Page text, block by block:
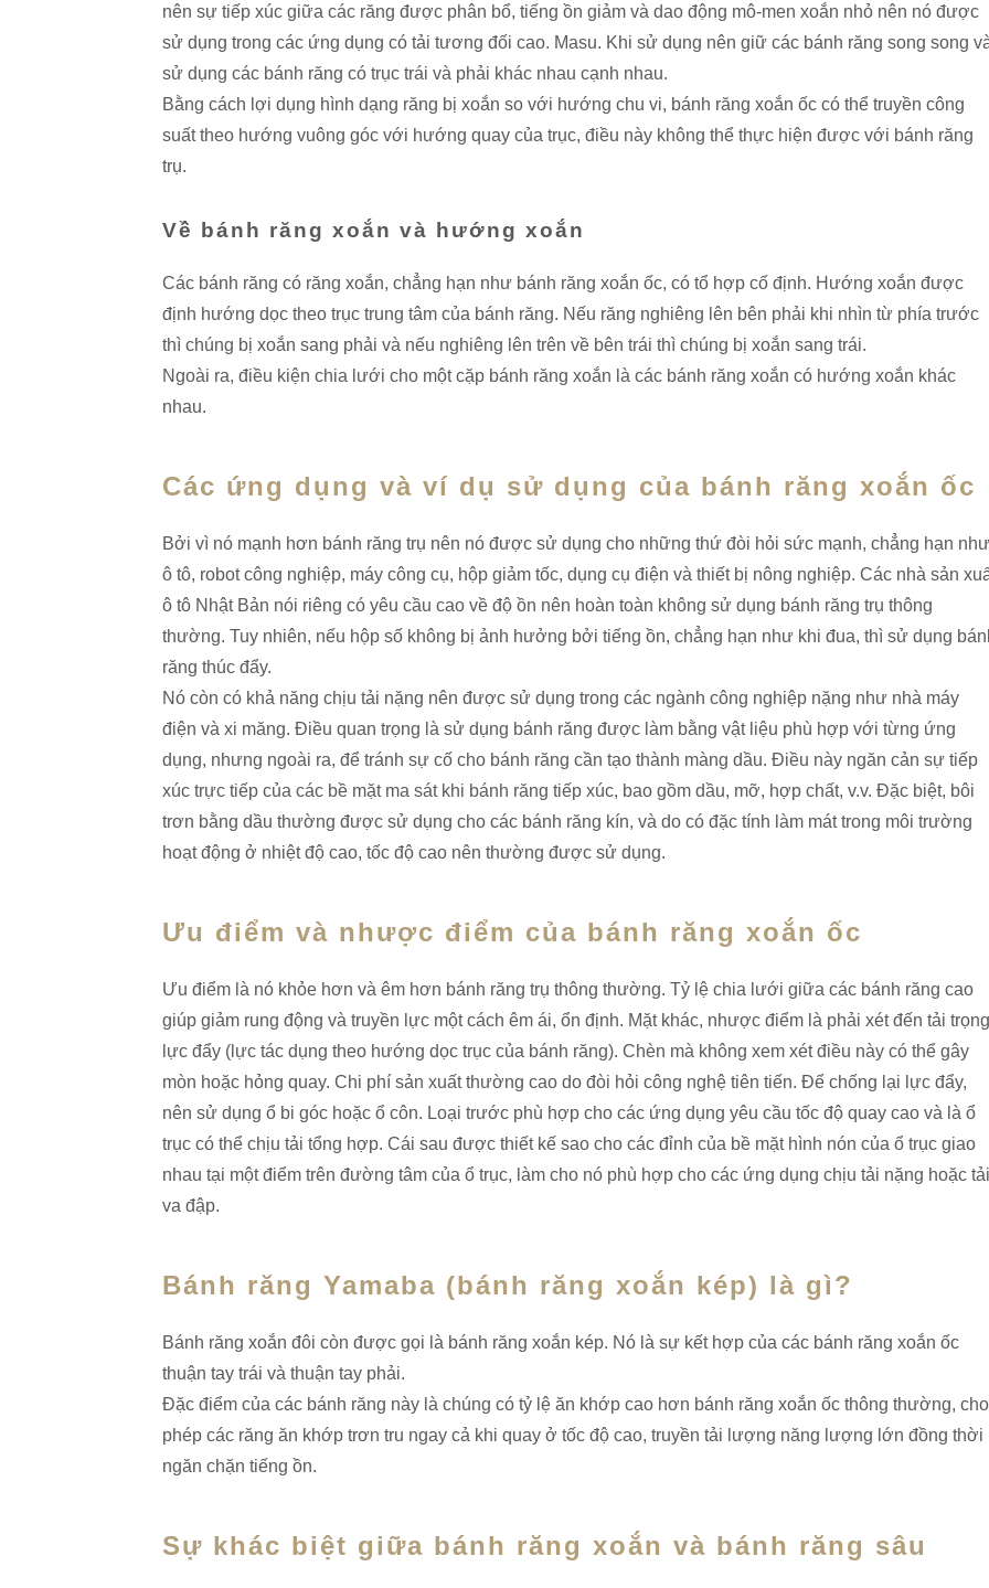
nên sự tiếp xúc giữa các răng được phân bổ, tiếng ồn giảm và dao động mô-men xoắn nhỏ nên nó được
sử dụng trong các ứng dụng có tải tương đối cao. Masu. Khi sử dụng nên giữ các bánh răng song song
sử dụng các bánh răng có trục trái và phải khác nhau cạnh nhau.
Bằng cách lợi dụng hình dạng răng bị xoắn so với hướng chu vi, bánh răng xoắn ốc có thể truyền công
suất theo hướng vuông góc với hướng quay của trục, điều này không thể thực hiện được với bánh răng
trụ.
Về bánh răng xoắn và hướng xoắn
Các bánh răng có răng xoắn, chẳng hạn như bánh răng xoắn ốc, có tổ hợp cố định. Hướng xoắn được
định hướng dọc theo trục trung tâm của bánh răng. Nếu răng nghiêng lên bên phải khi nhìn từ phía trước
thì chúng bị xoắn sang phải và nếu nghiêng lên trên về bên trái thì chúng bị xoắn sang trái.
Ngoài ra, điều kiện chia lưới cho một cặp bánh răng xoắn là các bánh răng xoắn có hướng xoắn khác
nhau.
Các ứng dụng và ví dụ sử dụng của bánh răng xoắn ốc
Bởi vì nó mạnh hơn bánh răng trụ nên nó được sử dụng cho những thứ đòi hỏi sức mạnh, chẳng hạn như
ô tô, robot công nghiệp, máy công cụ, hộp giảm tốc, dụng cụ điện và thiết bị nông nghiệp. Các nhà sản
ô tô Nhật Bản nói riêng có yêu cầu cao về độ ồn nên hoàn toàn không sử dụng bánh răng trụ thông
thường. Tuy nhiên, nếu hộp số không bị ảnh hưởng bởi tiếng ồn, chẳng hạn như khi đua, thì sử dụng
răng thúc đẩy.
Nó còn có khả năng chịu tải nặng nên được sử dụng trong các ngành công nghiệp nặng như nhà máy
điện và xi măng. Điều quan trọng là sử dụng bánh răng được làm bằng vật liệu phù hợp với từng ứng
dụng, nhưng ngoài ra, để tránh sự cố cho bánh răng cần tạo thành màng dầu. Điều này ngăn cản sự tiếp
xúc trực tiếp của các bề mặt ma sát khi bánh răng tiếp xúc, bao gồm dầu, mỡ, hợp chất, v.v. Đặc biệt, bôi
trơn bằng dầu thường được sử dụng cho các bánh răng kín, và do có đặc tính làm mát trong môi trường
hoạt động ở nhiệt độ cao, tốc độ cao nên thường được sử dụng.
Ưu điểm và nhược điểm của bánh răng xoắn ốc
Ưu điểm là nó khỏe hơn và êm hơn bánh răng trụ thông thường. Tỷ lệ chia lưới giữa các bánh răng cao
giúp giảm rung động và truyền lực một cách êm ái, ổn định. Mặt khác, nhược điểm là phải xét đến tải trọng
lực đẩy (lực tác dụng theo hướng dọc trục của bánh răng). Chèn mà không xem xét điều này có thể gây
mòn hoặc hỏng quay. Chi phí sản xuất thường cao do đòi hỏi công nghệ tiên tiến. Để chống lại lực đẩy,
nên sử dụng ổ bi góc hoặc ổ côn. Loại trước phù hợp cho các ứng dụng yêu cầu tốc độ quay cao và là ổ
trục có thể chịu tải tổng hợp. Cái sau được thiết kế sao cho các đỉnh của bề mặt hình nón của ổ trục giao
nhau tại một điểm trên đường tâm của ổ trục, làm cho nó phù hợp cho các ứng dụng chịu tải nặng hoặc tải
va đập.
Bánh răng Yamaba (bánh răng xoắn kép) là gì?
Bánh răng xoắn đôi còn được gọi là bánh răng xoắn kép. Nó là sự kết hợp của các bánh răng xoắn ốc
thuận tay trái và thuận tay phải.
Đặc điểm của các bánh răng này là chúng có tỷ lệ ăn khớp cao hơn bánh răng xoắn ốc thông thường, cho
phép các răng ăn khớp trơn tru ngay cả khi quay ở tốc độ cao, truyền tải lượng năng lượng lớn đồng thời
ngăn chặn tiếng ồn.
Sự khác biệt giữa bánh răng xoắn và bánh răng sâu